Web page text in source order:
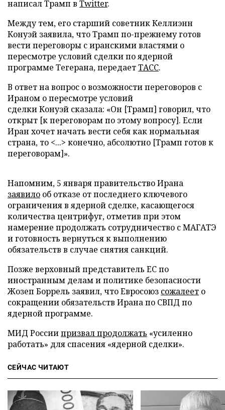
написал Трамп в Twitter.
Между тем, его старший советник Келлиэнн
Конуэй заявила, что Трамп по-прежнему готов
вести переговоры с иранскими властями о
пересмотре условий сделки по ядерной
программе Тегерана, передаетТАСС.
В ответ на вопрос о возможности переговоров с
Ираном о пересмотре условий
сделки Конуэй сказала: «Он [Трамп] говорил, что
открыт [к переговорам по этому вопросу]. Если
Иран хочет начать вести себя как нормальная
страна, то <...> конечно, абсолютно [Трамп готов к
переговорам]».
Напомним, 5 января правительство Ирана
заявило об отказе от последнего ключевого
ограничения в ядерной сделке, касающегося
количества центрифуг, отметив при этом
намерение продолжать сотрудничество с МАГАТЭ
и готовность вернуться к выполнению
обязательств в случае снятия санкций.
Позже верховный представитель ЕС по
иностранным делам и политике безопасности
Жозеп Боррель заявил, что Евросоюз сожалеет о
сокращении обязательств Ирана по СВПД по
ядерной программе.
МИД Россиипризвал продолжать «усиленно
работать» для спасения «ядерной сделки».
СЕЙЧАС ЧИТАЮТ